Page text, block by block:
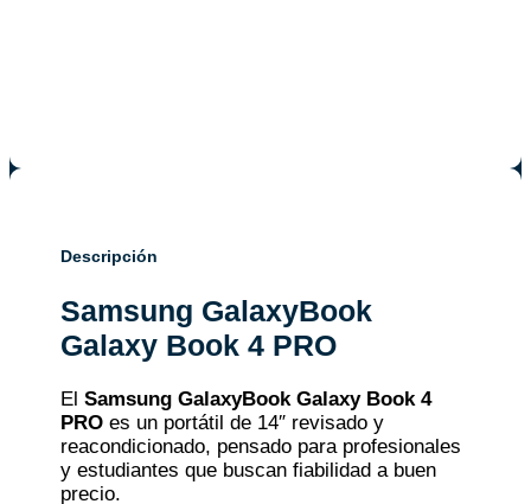
Descripción
Samsung GalaxyBook
Galaxy Book 4 PRO
ElSamsung GalaxyBook Galaxy Book 4
PRO es un portátil de 14″ revisado y
reacondicionado, pensado para profesionales
y estudiantes que buscan fiabilidad a buen
precio.